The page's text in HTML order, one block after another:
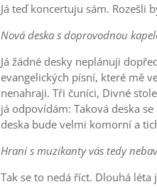
Já teď koncertuju sám.
Nová deska s doprovodnou
Já žádné desky neplánuji
evangelických písní, které mě
nenahraji. Tři čuníci, Divné
já odpovídám: Taková deska
deska bude velmi komorní a
Hraní s muzikanty vás tedy
Tak se to nedá říct. Dlouhá